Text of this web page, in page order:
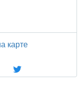
карте